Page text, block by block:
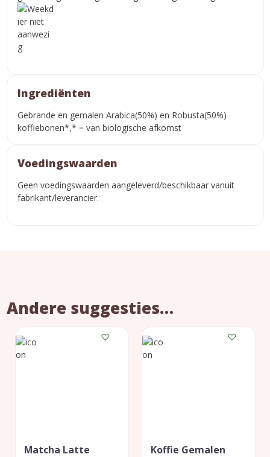
Ingrediënten
Gebrande en gemalen Arabica(50%) en Robusta(50%)
koffiebonen*,* = van biologische afkomst
Voedingswaarden
Geen voedingswaarden aangeleverd/beschikbaar vanuit
fabrikant/leverancier.
Andere suggesties…
Matcha Latte Koffie Gemalen